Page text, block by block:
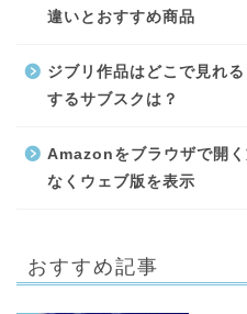
違いとおすすめ商品
ジブリ作品はどこで見れ
するサブスクは？
Amazonをブラウザで開
なくウェブ版を表示
おすすめ記事